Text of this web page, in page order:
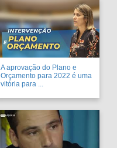
A aprovação do Plano e
Orçamento para 2022 é uma
vitória para ...